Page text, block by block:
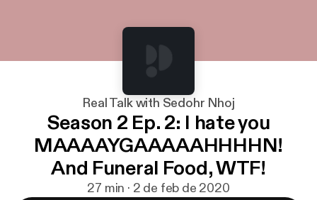
Real Talk with Sedohr Nhoj
Season 2 Ep. 2: I hate you
MAAAAYGAAAAAHHHHN!
And Funeral Food, WTF!
27 min · 2 de feb de 2020